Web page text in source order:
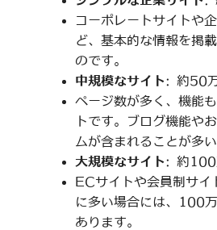
コーポレートサイトや
ど、基本的な情報を掲
のです。
中規模なサイト: 約50
ページ数が多く、機能
トです。ブログ機能や
ムが含まれることが多い
大規模なサイト: 約100
ECサイトや会員制サイ
に多い場合には、100
あります。